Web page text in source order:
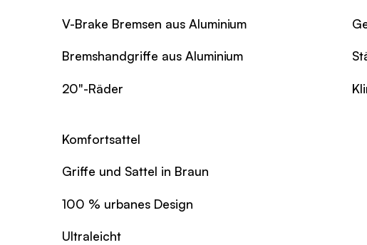
V-Brake Bremsen aus Aluminium
Bremshandgriffe aus Aluminium
20"-Räder
Komfortsattel
Griffe und Sattel in Braun
100 % urbanes Design
Ultraleicht